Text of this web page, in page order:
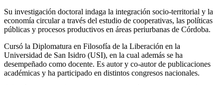
Su investigación doctoral indaga la integración socio-territorial y la
economía circular a través del estudio de cooperativas, las políticas
públicas y procesos productivos en áreas periurbanas de Córdoba.
Cursó la Diplomatura en Filosofía de la Liberación en la
Universidad de San Isidro (USI), en la cual además se ha
desempeñado como docente. Es autor y co-autor de publicaciones
académicas y ha participado en distintos congresos nacionales.